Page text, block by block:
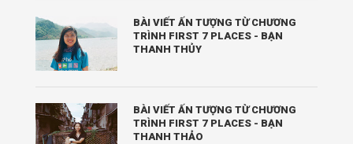
BÀI VIẾT ẤN TƯỢNG TỪ CHƯƠNG
TRÌNH FIRST 7 PLACES - BẠN
THANH THỦY
BÀI VIẾT ẤN TƯỢNG TỪ CHƯƠNG
TRÌNH FIRST 7 PLACES - BẠN
THANH THẢO